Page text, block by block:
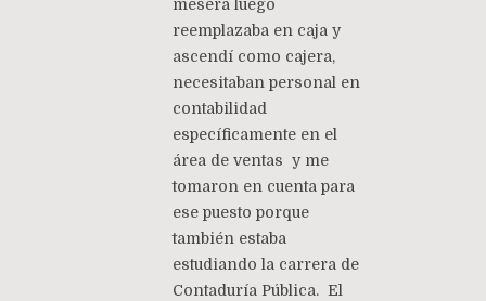
mesera luego
reemplazaba en caja y
ascendí como cajera,
necesitaban personal en
contabilidad
específicamente en el
área de ventas y me
tomaron en cuenta para
ese puesto porque
también estaba
estudiando la carrera de
Contaduría Pública. El